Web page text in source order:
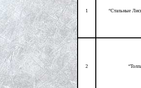
1 “Стальные
2